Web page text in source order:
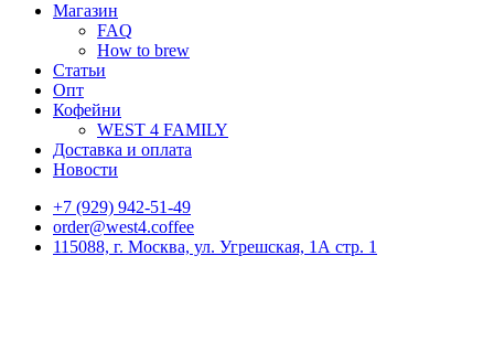
Магазин
FAQ
How to brew
Статьи
Опт
Кофейни
WEST 4 FAMILY
Доставка и оплата
Новости
+7 (929) 942-51-49
order@west4.coffee
115088, г. Москва, ул. Угрешская, 1А стр. 1